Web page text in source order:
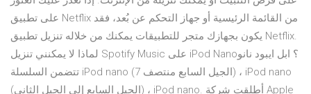
على تطبيق Netflix من القائمة الرئيسية أو جهاز التحكم عن بُعد، فقد
يكون بجهازك متجر للتطبيقات يمكنك من خلاله تنزيل تطبيق Netflix.
لماذا لا يمكنني تنزيل Spotify Music على iPod Nano؟ ابل ايبود نانو
تتضمن السلسلة iPod nano (الجيل السابع منتصف 7) ، iPod nano
(الجيل السابع إلى الجيل الثاني) ، iPod nano. أطلقت شركة Apple